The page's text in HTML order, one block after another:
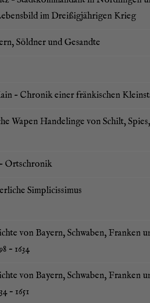
im Drei­ßig­jäh­ri­gen Krieg
Söld­ner und Gesandte
– Chro­nik einer frän­ki­schen
Wapen Han­de­lin­ge von Schilt,
Ortschronik
Simplicissimus
von Bay­ern, Schwa­ben, Fran­ken
– 1634
von Bay­ern, Schwa­ben, Fran­ken
– 1651